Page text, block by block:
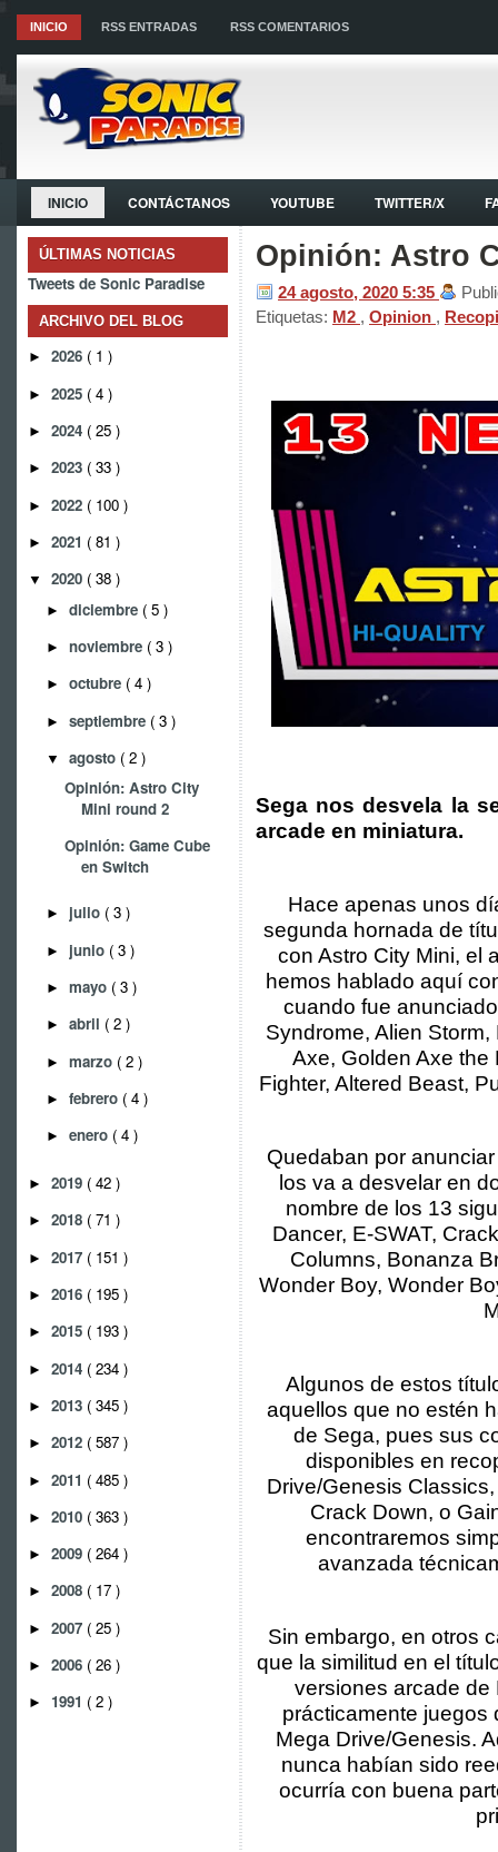
INICIO RSS ENTRADAS RSS COMENTARIOS
INICIO CONTÁCTANOS YOUTUBE TWITTER/X
ÚLTIMAS NOTICIAS
Tweets de Sonic Paradise
ARCHIVO DEL BLOG
► 2026 ( 1 )
► 2025 ( 4 )
► 2024 ( 25 )
► 2023 ( 33 )
► 2022 ( 100 )
► 2021 ( 81 )
▼ 2020 ( 38 )
► diciembre ( 5 )
► noviembre ( 3 )
► octubre ( 4 )
► septiembre ( 3 )
▼ agosto ( 2 )
Opinión: Astro City
Mini round 2
Opinión: Game Cube
en Switch
► julio ( 3 )
► junio ( 3 )
► mayo ( 3 )
► abril ( 2 )
► marzo ( 2 )
► febrero ( 4 )
► enero ( 4 )
► 2019 ( 42 )
► 2018 ( 71 )
► 2017 ( 151 )
► 2016 ( 195 )
► 2015 ( 193 )
► 2014 ( 234 )
► 2013 ( 345 )
► 2012 ( 587 )
► 2011 ( 485 )
► 2010 ( 363 )
► 2009 ( 264 )
► 2008 ( 17 )
► 2007 ( 25 )
► 2006 ( 26 )
► 1991 ( 2 )
Opinión: Astro
24 agosto, 2020 5:35
Etiquetas: M2 , Opinion ,
Sega nos desvela la
arcade en miniatura.
Hace apenas unos
segunda hornada de
con Astro City Mini, el
hemos hablado aquí
cuando fue
Syndrome, Alien
Axe, Golden Axe the
Fighter, Altered Beast,
Quedaban por
los va a desvelar en
nombre de los 13
Dancer, E-SWAT,
Columns, Bonanza
Wonder Boy, Wonder
Algunos de estos
aquellos que no estén
de Sega, pues sus
disponibles en
Drive/Genesis
Crack Down, o
encontraremos
avanzada
Sin embargo, en otros
que la similitud en el
versiones arcade de
prácticamente juegos
Mega Drive/Genesis.
nunca habían sido
ocurría con buena